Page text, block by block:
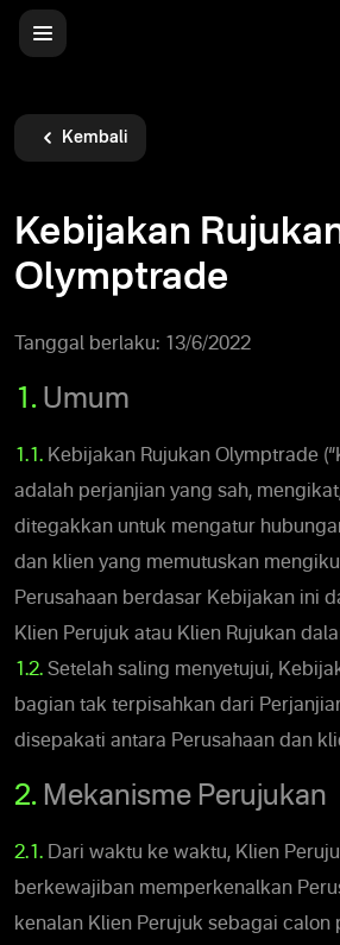
Kembali
Kebijakan
Olymptrade
Tanggal berlaku: 13/6/2022
1. Umum
1.1. Kebijakan Rujukan Olymptrade
adalah perjanjian yang sah,
ditegakkan untuk mengatur
dan klien yang memutuskan
Perusahaan berdasar Kebijakan ini
Klien Perujuk atau Klien Rujukan
1.2. Setelah saling menyetujui,
bagian tak terpisahkan dari
disepakati antara Perusahaan dan
2. Mekanisme Perujukan
2.1. Dari waktu ke waktu, Klien
berkewajiban memperkenalkan
kenalan Klien Perujuk sebagai calon